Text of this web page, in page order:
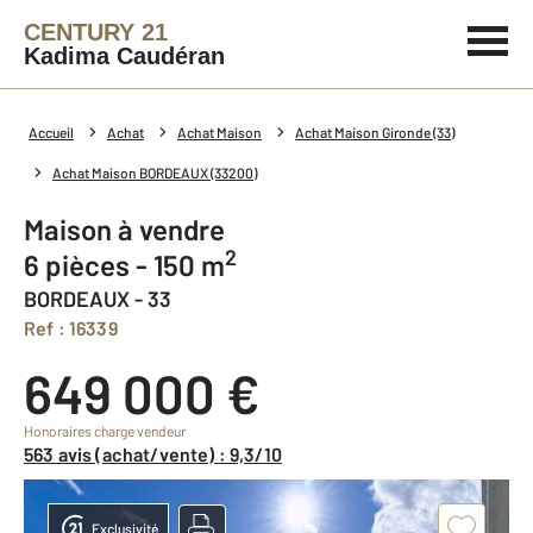
CENTURY 21
Kadima Caudéran
Accueil Achat Achat Maison Achat Maison Gironde (33)
Achat Maison BORDEAUX (33200)
Maison à vendre
6 pièces - 150 m2
BORDEAUX - 33
Ref : 16339
649 000 €
Honoraires charge vendeur
563 avis (achat/vente) : 9,3/10
Exclusivité